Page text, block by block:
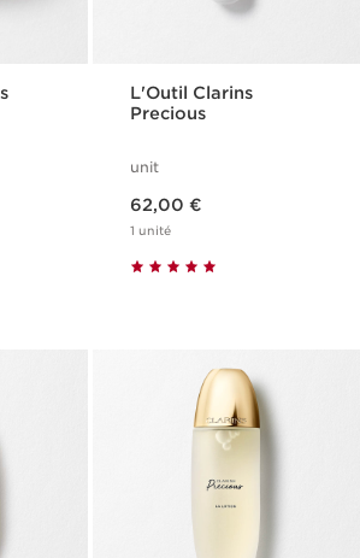
L'Outil Clarins
Precious
unit
62,00 €
1 unité